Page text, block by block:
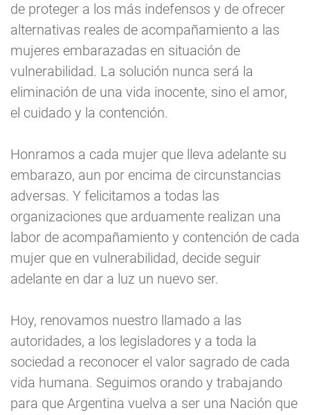
de proteger a los más indefensos y de ofrecer
alternativas reales de acompañamiento a las
mujeres embarazadas en situación de
vulnerabilidad. La solución nunca será la
eliminación de una vida inocente, sino el amor,
el cuidado y la contención.
Honramos a cada mujer que lleva adelante su
embarazo, aun por encima de circunstancias
adversas. Y felicitamos a todas las
organizaciones que arduamente realizan una
labor de acompañamiento y contención de cada
mujer que en vulnerabilidad, decide seguir
adelante en dar a luz un nuevo ser.
Hoy, renovamos nuestro llamado a las
autoridades, a los legisladores y a toda la
sociedad a reconocer el valor sagrado de cada
vida humana. Seguimos orando y trabajando
para que Argentina vuelva a ser una Nación que